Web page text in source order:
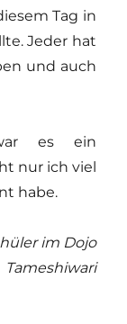
Tag in
Jeder hat
und auch
es ein
nur ich viel
habe.
im Dojo
Tameshiwari